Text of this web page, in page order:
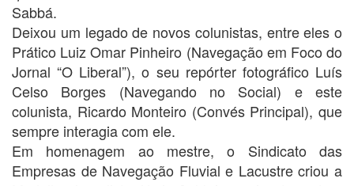
Sabbá.
Deixou um legado de novos colunistas, entre eles o
Prático Luiz Omar Pinheiro (Navegação em Foco do
Jornal “O Liberal”), o seu repórter fotográfico Luís
Celso Borges (Navegando no Social) e este
colunista, Ricardo Monteiro (Convés Principal), que
sempre interagia com ele.
Em homenagem ao mestre, o Sindicato das
Empresas de Navegação Fluvial e Lacustre criou a